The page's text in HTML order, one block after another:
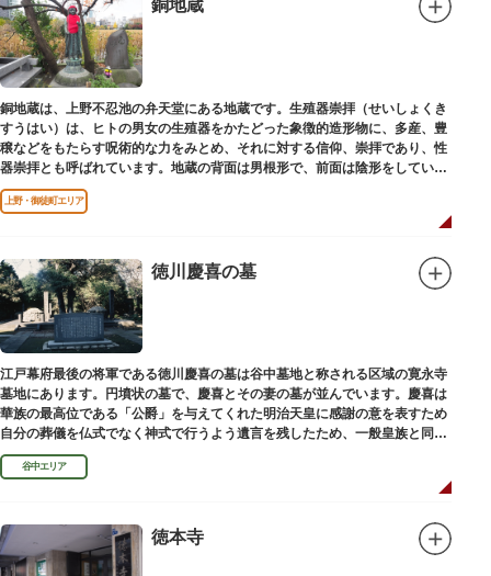
銅地蔵
銅地蔵は、上野不忍池の弁天堂にある地蔵です。生殖器崇拝（せいしょくき
すうはい）は、ヒトの男女の生殖器をかたどった象徴的造形物に、多産、豊
穣などをもたらす呪術的な力をみとめ、それに対する信仰、崇拝であり、性
器崇拝とも呼ばれています。地蔵の背面は男根形で、前面は陰形をしていま
す。
上野・御徒町エリア
徳川慶喜の墓
江戸幕府最後の将軍である徳川慶喜の墓は谷中墓地と称される区域の寛永寺
墓地にあります。円墳状の墓で、慶喜とその妻の墓が並んでいます。慶喜は
華族の最高位である「公爵」を与えてくれた明治天皇に感謝の意を表すため
自分の葬儀を仏式でなく神式で行うよう遺言を残したため、一般皇族と同じ
ような円墳が建てられました。
谷中エリア
徳本寺